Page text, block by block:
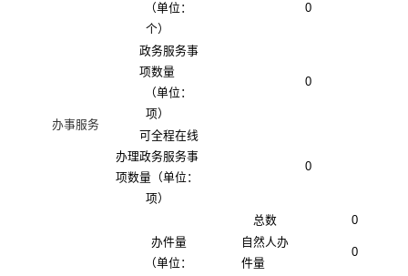
办事服务
（单位：
个）
0
政务服务事
项数量
（单位：
项）
0
可全程在线
办理政务服务事
项数量（单位：
项）
0
办件量
（单位：
总数
0
自然人办
件量
0